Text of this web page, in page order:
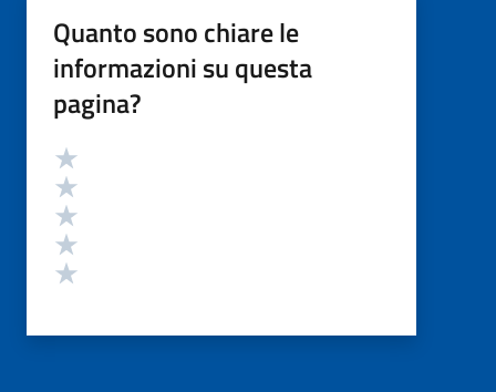
Quanto sono chiare le
informazioni su questa
pagina?
Valutazione